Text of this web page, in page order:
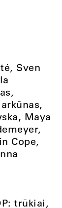
Sven
Maya
Cope,
trūkiai,